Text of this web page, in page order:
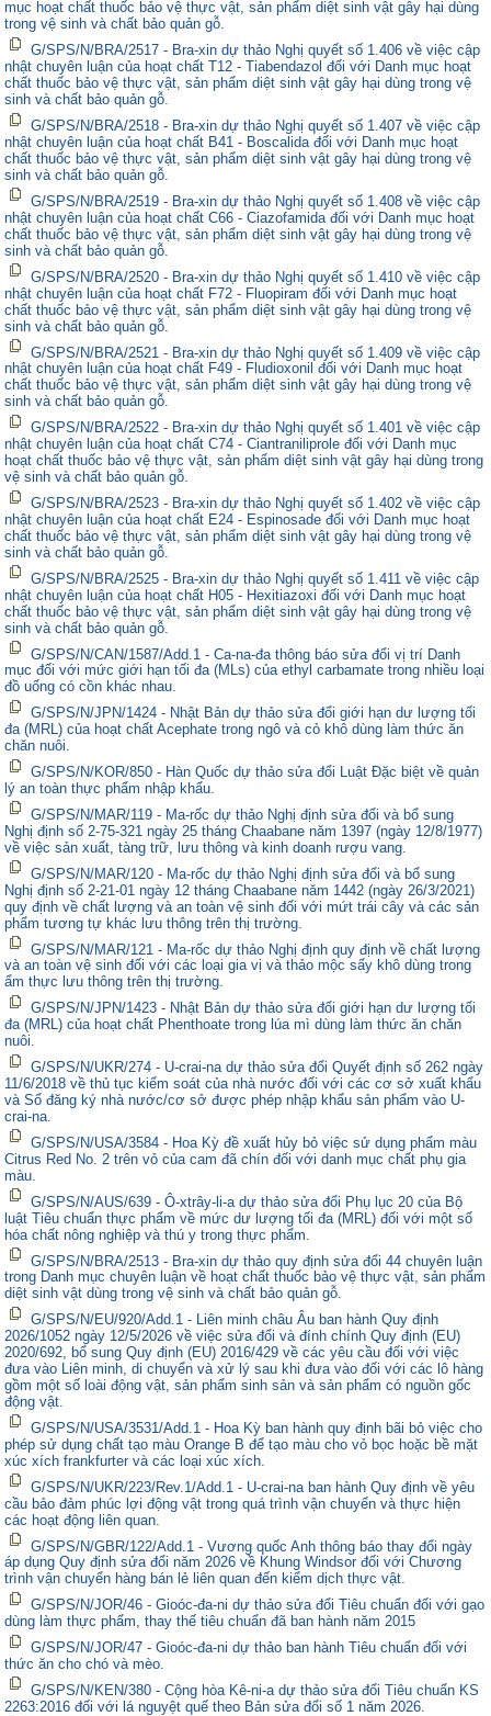
mục hoạt chất thuốc bảo vệ thực vật, sản phẩm diệt sinh vật gây hại dùng
trong vệ sinh và chất bảo quản gỗ.
G/SPS/N/BRA/2517 - Bra-xin dự thảo Nghị quyết số 1.406 về việc cập
nhật chuyên luận của hoạt chất T12 - Tiabendazol đối với Danh mục hoạt
chất thuốc bảo vệ thực vật, sản phẩm diệt sinh vật gây hại dùng trong vệ
sinh và chất bảo quản gỗ.
G/SPS/N/BRA/2518 - Bra-xin dự thảo Nghị quyết số 1.407 về việc cập
nhật chuyên luận của hoạt chất B41 - Boscalida đối với Danh mục hoạt
chất thuốc bảo vệ thực vật, sản phẩm diệt sinh vật gây hại dùng trong vệ
sinh và chất bảo quản gỗ.
G/SPS/N/BRA/2519 - Bra-xin dự thảo Nghị quyết số 1.408 về việc cập
nhật chuyên luận của hoạt chất C66 - Ciazofamida đối với Danh mục hoạt
chất thuốc bảo vệ thực vật, sản phẩm diệt sinh vật gây hại dùng trong vệ
sinh và chất bảo quản gỗ.
G/SPS/N/BRA/2520 - Bra-xin dự thảo Nghị quyết số 1.410 về việc cập
nhật chuyên luận của hoạt chất F72 - Fluopiram đối với Danh mục hoạt
chất thuốc bảo vệ thực vật, sản phẩm diệt sinh vật gây hại dùng trong vệ
sinh và chất bảo quản gỗ.
G/SPS/N/BRA/2521 - Bra-xin dự thảo Nghị quyết số 1.409 về việc cập
nhật chuyên luận của hoạt chất F49 - Fludioxonil đối với Danh mục hoạt
chất thuốc bảo vệ thực vật, sản phẩm diệt sinh vật gây hại dùng trong vệ
sinh và chất bảo quản gỗ.
G/SPS/N/BRA/2522 - Bra-xin dự thảo Nghị quyết số 1.401 về việc cập
nhật chuyên luận của hoạt chất C74 - Ciantraniliprole đối với Danh mục
hoạt chất thuốc bảo vệ thực vật, sản phẩm diệt sinh vật gây hại dùng trong
vệ sinh và chất bảo quản gỗ.
G/SPS/N/BRA/2523 - Bra-xin dự thảo Nghị quyết số 1.402 về việc cập
nhật chuyên luận của hoạt chất E24 - Espinosade đối với Danh mục hoạt
chất thuốc bảo vệ thực vật, sản phẩm diệt sinh vật gây hại dùng trong vệ
sinh và chất bảo quản gỗ.
G/SPS/N/BRA/2525 - Bra-xin dự thảo Nghị quyết số 1.411 về việc cập
nhật chuyên luận của hoạt chất H05 - Hexitiazoxi đối với Danh mục hoạt
chất thuốc bảo vệ thực vật, sản phẩm diệt sinh vật gây hại dùng trong vệ
sinh và chất bảo quản gỗ.
G/SPS/N/CAN/1587/Add.1 - Ca-na-đa thông báo sửa đổi vị trí Danh
mục đối với mức giới hạn tối đa (MLs) của ethyl carbamate trong nhiều loại
đồ uống có cồn khác nhau.
G/SPS/N/JPN/1424 - Nhật Bản dự thảo sửa đổi giới hạn dư lượng tối
đa (MRL) của hoạt chất Acephate trong ngô và cỏ khô dùng làm thức ăn
chăn nuôi.
G/SPS/N/KOR/850 - Hàn Quốc dự thảo sửa đổi Luật Đặc biệt về quản
lý an toàn thực phẩm nhập khẩu.
G/SPS/N/MAR/119 - Ma-rốc dự thảo Nghị định sửa đổi và bổ sung
Nghị định số 2-75-321 ngày 25 tháng Chaabane năm 1397 (ngày 12/8/1977)
về việc sản xuất, tàng trữ, lưu thông và kinh doanh rượu vang.
G/SPS/N/MAR/120 - Ma-rốc dự thảo Nghị định sửa đổi và bổ sung
Nghị định số 2-21-01 ngày 12 tháng Chaabane năm 1442 (ngày 26/3/2021)
quy định về chất lượng và an toàn vệ sinh đối với mứt trái cây và các sản
phẩm tương tự khác lưu thông trên thị trường.
G/SPS/N/MAR/121 - Ma-rốc dự thảo Nghị định quy định về chất lượng
và an toàn vệ sinh đối với các loại gia vị và thảo mộc sấy khô dùng trong
ẩm thực lưu thông trên thị trường.
G/SPS/N/JPN/1423 - Nhật Bản dự thảo sửa đổi giới hạn dư lượng tối
đa (MRL) của hoạt chất Phenthoate trong lúa mì dùng làm thức ăn chăn
nuôi.
G/SPS/N/UKR/274 - U-crai-na dự thảo sửa đổi Quyết định số 262 ngày
11/6/2018 về thủ tục kiểm soát của nhà nước đối với các cơ sở xuất khẩu
và Sổ đăng ký nhà nước/cơ sở được phép nhập khẩu sản phẩm vào U-
crai-na.
G/SPS/N/USA/3584 - Hoa Kỳ đề xuất hủy bỏ việc sử dụng phẩm màu
Citrus Red No. 2 trên vỏ của cam đã chín đối với danh mục chất phụ gia
màu.
G/SPS/N/AUS/639 - Ô-xtrây-li-a dự thảo sửa đổi Phụ lục 20 của Bộ
luật Tiêu chuẩn thực phẩm về mức dư lượng tối đa (MRL) đối với một số
hóa chất nông nghiệp và thú y trong thực phẩm.
G/SPS/N/BRA/2513 - Bra-xin dự thảo quy định sửa đổi 44 chuyên luận
trong Danh mục chuyên luận về hoạt chất thuốc bảo vệ thực vật, sản phẩm
diệt sinh vật dùng trong vệ sinh và chất bảo quản gỗ.
G/SPS/N/EU/920/Add.1 - Liên minh châu Âu ban hành Quy định
2026/1052 ngày 12/5/2026 về việc sửa đổi và đính chính Quy định (EU)
2020/692, bổ sung Quy định (EU) 2016/429 về các yêu cầu đối với việc
đưa vào Liên minh, di chuyển và xử lý sau khi đưa vào đối với các lô hàng
gồm một số loài động vật, sản phẩm sinh sản và sản phẩm có nguồn gốc
động vật.
G/SPS/N/USA/3531/Add.1 - Hoa Kỳ ban hành quy định bãi bỏ việc cho
phép sử dụng chất tạo màu Orange B để tạo màu cho vỏ bọc hoặc bề mặt
xúc xích frankfurter và các loại xúc xích.
G/SPS/N/UKR/223/Rev.1/Add.1 - U-crai-na ban hành Quy định về yêu
cầu bảo đảm phúc lợi động vật trong quá trình vận chuyển và thực hiện
các hoạt động liên quan.
G/SPS/N/GBR/122/Add.1 - Vương quốc Anh thông báo thay đổi ngày
áp dụng Quy định sửa đổi năm 2026 về Khung Windsor đối với Chương
trình vận chuyển hàng bán lẻ liên quan đến kiểm dịch thực vật.
G/SPS/N/JOR/46 - Gioóc-đa-ni dự thảo sửa đổi Tiêu chuẩn đối với gạo
dùng làm thực phẩm, thay thế tiêu chuẩn đã ban hành năm 2015
G/SPS/N/JOR/47 - Gioóc-đa-ni dự thảo ban hành Tiêu chuẩn đối với
thức ăn cho chó và mèo.
G/SPS/N/KEN/380 - Cộng hòa Kê-ni-a dự thảo sửa đổi Tiêu chuẩn KS
2263:2016 đối với lá nguyệt quế theo Bản sửa đổi số 1 năm 2026.